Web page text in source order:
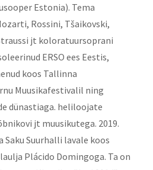
Estonia). Tema
Rossini, Tšaikovski,
jt koloratuursoprani
ERSO ees Eestis,
koos Tallinna
Muusikafestivalil ning
dünastiaga. heliloojate
jt muusikutega. 2019.
Saku Suurhalli lavale koos
Plácido Domingoga. Ta on